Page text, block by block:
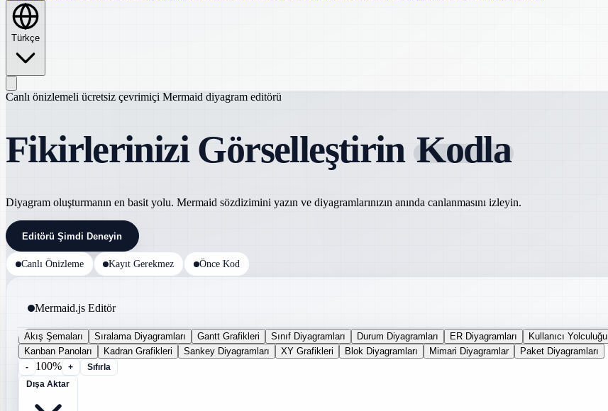
Türkçe
Canlı önizlemeli ücretsiz çevrimiçi Mermaid diyagram editörü
Fikirlerinizi GörselleştirinKodla
Diyagram oluşturmanın en basit yolu. Mermaid sözdizimini yazın ve diyagramlarınızın anında canlanmasını izleyin.
Editörü Şimdi Deneyin
Canlı Önizleme Kayıt Gerekmez Önce Kod
Mermaid.js Editör
Akış Şemaları Sıralama Diyagramları Gantt Grafikleri Sınıf Diyagramları Durum Diyagramları ER Diyagramları Kullanıcı Yolculuğu
Kanban Panoları
Kadran Grafikleri Sankey Diyagramları XY Grafikleri Blok Diyagramları Mimari Diyagramlar Paket Diyagramları
- 100% +
Sıfırla